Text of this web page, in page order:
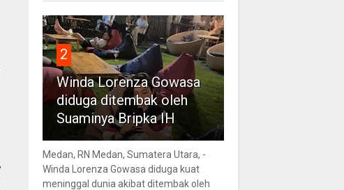
2
Winda Lorenza Gowasa
diduga ditembak oleh
Suaminya Bripka IH
Medan, RN Medan, Sumatera Utara, -
Winda Lorenza Gowasa diduga kuat
meninggal dunia akibat ditembak oleh